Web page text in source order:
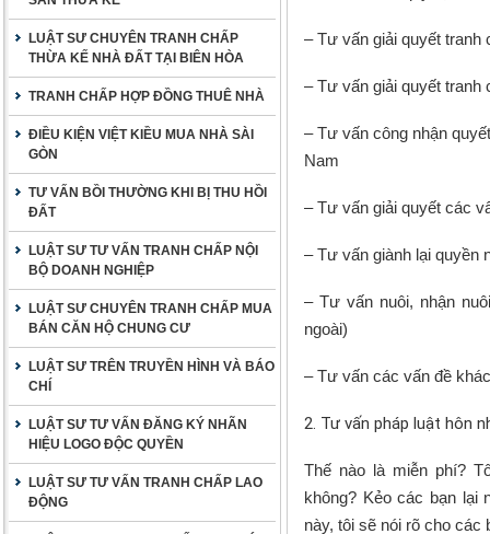
LUẬT SƯ CHUYÊN TRANH CHẤP
THỪA KẾ NHÀ ĐẤT TẠI BIÊN HÒA
TRANH CHẤP HỢP ĐỒNG THUÊ NHÀ
ĐIỀU KIỆN VIỆT KIỀU MUA NHÀ SÀI
GÒN
TƯ VẤN BỒI THƯỜNG KHI BỊ THU HỒI
ĐẤT
LUẬT SƯ TƯ VẤN TRANH CHẤP NỘI
BỘ DOANH NGHIỆP
LUẬT SƯ CHUYÊN TRANH CHẤP MUA
BÁN CĂN HỘ CHUNG CƯ
LUẬT SƯ TRÊN TRUYỀN HÌNH VÀ BÁO
CHÍ
LUẬT SƯ TƯ VẤN ĐĂNG KÝ NHÃN
HIỆU LOGO ĐỘC QUYỀN
LUẬT SƯ TƯ VẤN TRANH CHẤP LAO
ĐỘNG
– Tư vấn giải quyết tranh
– Tư vấn giải quyết tranh
– Tư vấn công nhận
Nam
– Tư vấn giải quyết các
– Tư vấn giành lại quyền
– Tư vấn nuôi, nhận
ngoài)
– Tư vấn các vấn đề
2. Tư vấn pháp luật hôn
Thế nào là miễn phí?
không? Kẻo các bạn lại
này, tôi sẽ nói rõ cho các